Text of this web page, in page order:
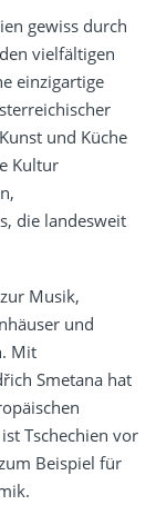
gewiss durch
vielfältigen
einzigartige
und Küche
Kultur
die landesweit
Musik,
und
Mit
Smetana hat
Tschechien vor
Beispiel für